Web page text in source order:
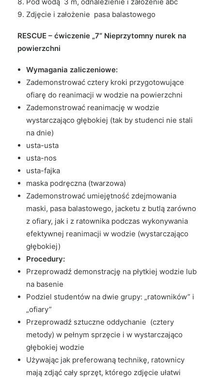
Zdjęcie i założenie pasa balastowego
RESCUE – ćwiczenie „7” Nieprzytomny nurek na
powierzchni
Wymagania zaliczeniowe:
Zademonstrować cztery kroki przygotowujące
ofiarę do reanimacji w wodzie na powierzchni
Zademonstrować reanimację w wodzie
wystarczająco głębokiej (tak by studenci nie stali
na dnie)
usta-usta
usta-nos
usta-fajka
maska podręczna (twarzowa)
Zademonstrować umiejętność zdejmowania
maski, pasa balastowego, jacketu z butlą zarówno
z ofiary, jak i z ratownika podczas wykonywania
efektywnej reanimacji w wodzie (wystarczająco
głębokiej)
Procedury:
Przeprowadź demonstrację na płytkiej wodzie lub
na basenie
Podziel studentów na dwie grupy: „ratowników” i
„ofiary”
Przeprowadź sztuczne oddychanie (cztery
metody) w pełnym sprzęcie i w wystarczająco
głębokiej wodzie
Używając jak preferowaną technikę, ratownicy
mają zdjąć cały sprzęt, którego zdjęcie ułatwi